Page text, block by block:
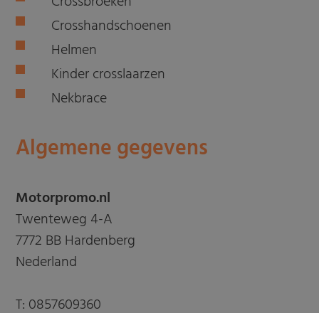
Crosshandschoenen
Helmen
Kinder crosslaarzen
Nekbrace
Algemene gegevens
Motorpromo.nl
Twenteweg 4-A
7772 BB Hardenberg
Nederland
T: 0857609360